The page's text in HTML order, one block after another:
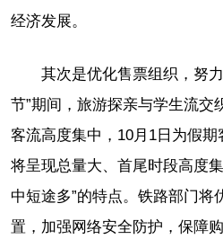
经济发展。
其次是优化售票组织，努
节”期间，旅游探亲与学生流交
客流高度集中，10月1日为假
将呈现总量大、首尾时段高度
中短途多”的特点。铁路部门将
置，加强网络安全防护，保障